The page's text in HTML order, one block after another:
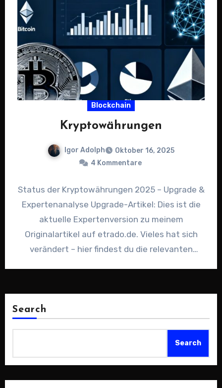
Blockchain
Kryptowährungen
Igor Adolph
Oktober 16, 2025
4 Kommentare
Status der Kryptowährungen 2025 – Upgrade &
Expertenanalyse Upgrade-Artikel: Dies ist die
aktuelle Expertenversion zu meinem
Originalartikel auf etrado.de. Vieles hat sich
verändert – hier findest du die relevanten
Search
Search